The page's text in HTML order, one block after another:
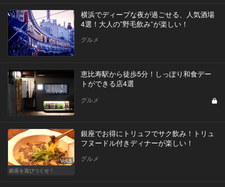
横浜でディープな夜が過ごせる、人気酒場
4選！大人の”野毛飲み”が楽しい！
グルメ
恵比寿駅から徒歩5分！しっぽり和食デー
トができる店4選
グルメ
Vol.5
銀座を遊びつくせ！
銀座でお得にトリュフでサク飲み！トリュ
フヌードル付きディナーが楽しい！
グルメ